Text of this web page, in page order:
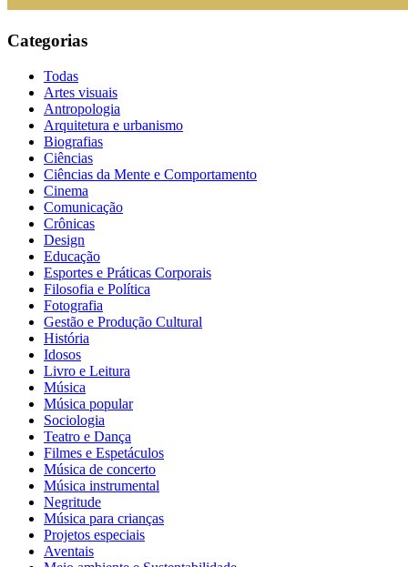
Categorias
Todas
Artes visuais
Antropologia
Arquitetura e urbanismo
Biografias
Ciências
Ciências da Mente e Comportamento
Cinema
Comunicação
Crônicas
Design
Educação
Esportes e Práticas Corporais
Filosofia e Política
Fotografia
Gestão e Produção Cultural
História
Idosos
Livro e Leitura
Música
Música popular
Sociologia
Teatro e Dança
Filmes e Espetáculos
Música de concerto
Música instrumental
Negritude
Música para crianças
Projetos especiais
Aventais